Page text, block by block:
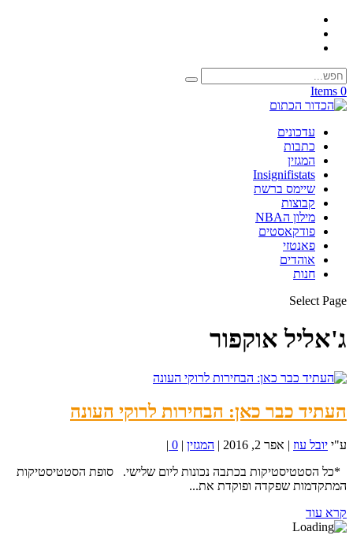
0 Items
עדכונים
כתבות
המגזין
Insignifistats
שיימס ברשת
קבוצות
מילון הNBA
פודקאסטים
פאנטזי
אוהדים
חנות
Select Page
ג'אליל אוקפור
העתיד כבר כאן: הבחירות לרוקי העונה
ע"י יובל עוז | אפר 2, 2016 | המגזין |
0
|
*כל הסטטיסטיקות בכתבה נכונות ליום שלישי. סופת הסטטיסטיקות
המתקדמות שפקדה ופוקדת את...
קרא עוד